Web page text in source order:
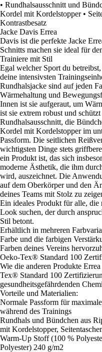
• Rundhalsausschnitt und
Kordel mit Kordelstopper •
Kontrastbesatz
Jacke Davis Errea
Davis ist die perfekte Jacke
Schnitts machen sie ideal für
Trainiere mit Stil
Egal welcher Sport du
deine intensivsten
Rundhalsjacke sind auf jeden
Wärmehaltung und
Innen ist sie aufgeraut, um
ist sie extrem robust und
Rundhalsausschnitt, die
Kordel mit Kordelstopper im
Passform. Die seitlichen
wichtigsten Dinge stets
ein Produkt ist, das sich
moderne Ästhetik, die ihm
wird, auszeichnet. Die
auf dem Oberkörper und den
deines Teams mit Stolz zu
Ein ideales Produkt für alle, die
Look suchen, der durch
Stil betont.
Erhältlich in mehreren
Farbe und die farbigen
Farben deines Vereins
Oeko-Tex® Standard 100
Wie die anderen Produkte
Tex® Standard 100
gesundheitsgefährdenden
Vorteile und Materialien:
Normale Passform für
während des Trainings
Rundhals und Bündchen aus
mit Kordelstopper,
Warm-Up Stoff (100 %
Polyester) 240 g/m2